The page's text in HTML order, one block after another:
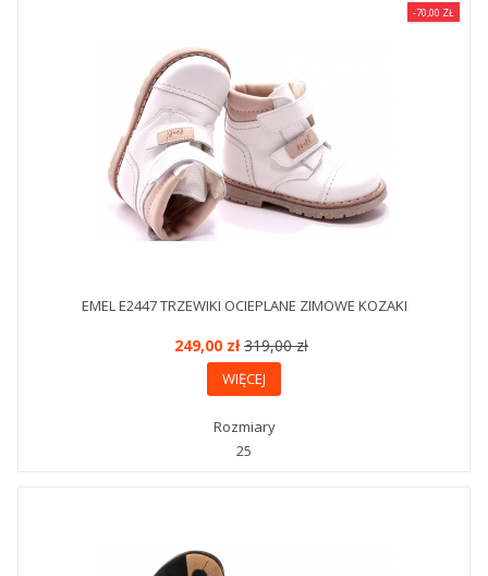
-70,00 ZŁ
EMEL E2447 TRZEWIKI OCIEPLANE ZIMOWE KOZAKI
249,00 zł319,00 zł
WIĘCEJ
Rozmiary
25